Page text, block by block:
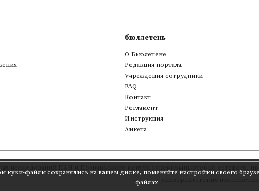
куки-файлы сохранялись на вашем диске, поменяйте настройки своего
файлах
бюллетень
О Бьюлетене
Редакция портала
Учреждения-сотрудники
FAQ
Контакт
Регламент
Инструкция
Анкета
исследований ПАН Познаньского центра суперкомпьютерно-сетевого